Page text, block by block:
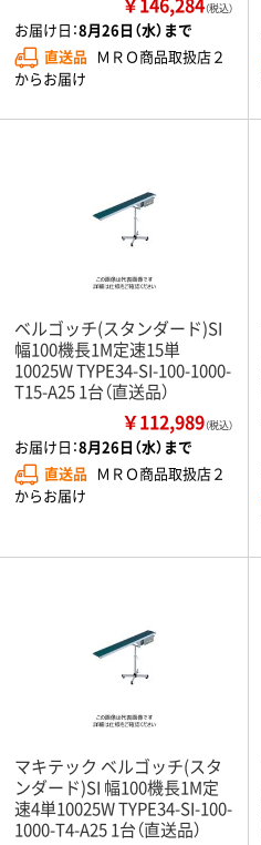
（税込）
お届け日：8月26日（水）まで
直送品 ＭＲＯ商品取扱店２
からお届け
ベルゴッチ(スタンダード)SI
幅100機長1M定速15単
10025W TYPE34-SI-100-1000-
T15-A25 1台（直送品）
￥112,989（税込）
お届け日：8月26日（水）まで
直送品 ＭＲＯ商品取扱店２
からお届け
マキテック ベルゴッチ(スタ
ンダード)SI 幅100機長1M定
速4単10025W TYPE34-SI-100-
1000-T4-A25 1台（直送品）